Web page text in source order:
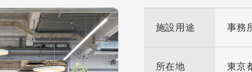
施設用途 事務
所在地 東京